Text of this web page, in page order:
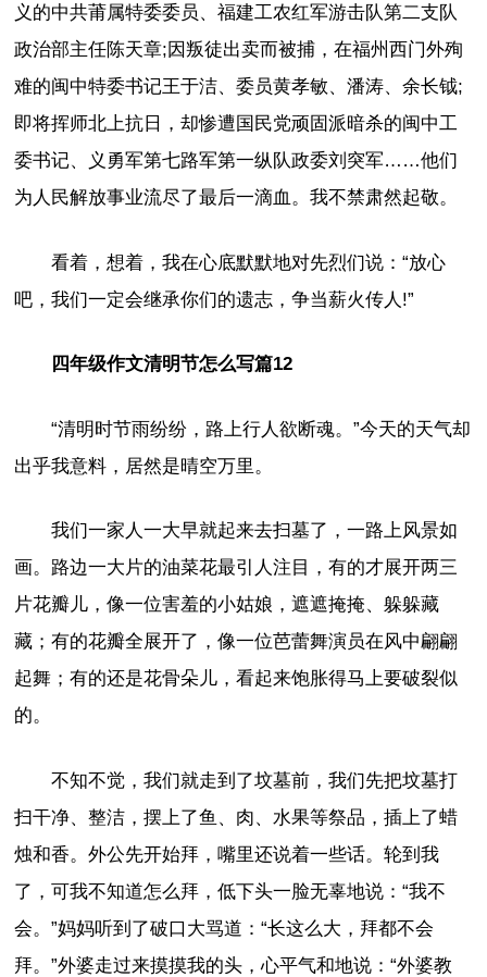
义的中共莆属特委委员、福建工农红军游击队第二支队
政治部主任陈天章;因叛徒出卖而被捕，在福州西门外殉
难的闽中特委书记王于洁、委员黄孝敏、潘涛、余长钺;
即将挥师北上抗日，却惨遭国民党顽固派暗杀的闽中工
委书记、义勇军第七路军第一纵队政委刘突军……他们
为人民解放事业流尽了最后一滴血。我不禁肃然起敬。
看着，想着，我在心底默默地对先烈们说：“放心
吧，我们一定会继承你们的遗志，争当薪火传人!”
四年级作文清明节怎么写篇12
“清明时节雨纷纷，路上行人欲断魂。”今天的天气却
出乎我意料，居然是晴空万里。
我们一家人一大早就起来去扫墓了，一路上风景如
画。路边一大片的油菜花最引人注目，有的才展开两三
片花瓣儿，像一位害羞的小姑娘，遮遮掩掩、躲躲藏
藏；有的花瓣全展开了，像一位芭蕾舞演员在风中翩翩
起舞；有的还是花骨朵儿，看起来饱胀得马上要破裂似
的。
不知不觉，我们就走到了坟墓前，我们先把坟墓打
扫干净、整洁，摆上了鱼、肉、水果等祭品，插上了蜡
烛和香。外公先开始拜，嘴里还说着一些话。轮到我
了，可我不知道怎么拜，低下头一脸无辜地说：“我不
会。”妈妈听到了破口大骂道：“长这么大，拜都不会
拜。”外婆走过来摸摸我的头，心平气和地说：“外婆教